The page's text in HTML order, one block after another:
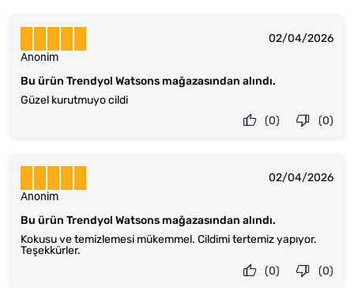
02/04/2026
Bu ürün Trendyol Watsons mağazasından alındı.
Güzel kurutmuyo cildi
Anonim
(0)
(0)
02/04/2026
Bu ürün Trendyol Watsons mağazasından alındı.
Kokusu ve temizlemesi mükemmel. Cildimi tertemiz yapıyor.
Teşekkürler.
Anonim
(0)
(0)